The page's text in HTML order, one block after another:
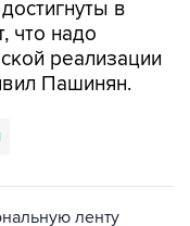
в
что надо
реализации
Пашинян.
ленту